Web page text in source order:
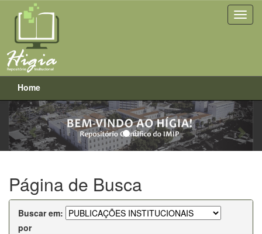
Skip
navigation
Home
Previous Next
Página de Busca
Buscar em:
por